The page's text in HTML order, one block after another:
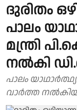
ദുരിതം
പാലം
മന്ത്രി
നൽകി
പാലം
വാർത്ത